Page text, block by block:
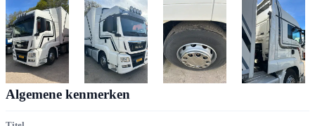
Algemene kenmerken